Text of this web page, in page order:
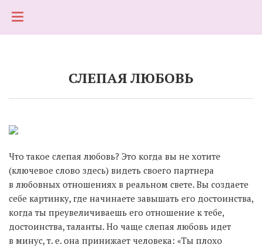
СЛЕПАЯ ЛЮБОВЬ
Что такое слепая любовь? Это когда вы не хотите
(ключевое слово здесь) видеть своего партнера
в любовных отношениях в реальном свете. Вы создаете
себе картинку, где начинаете завышать его достоинства,
когда ты преувеличиваешь его отношение к тебе,
достоинства, таланты. Но чаще слепая любовь идет
в минус, т. е. она принижает человека: «Ты плохо